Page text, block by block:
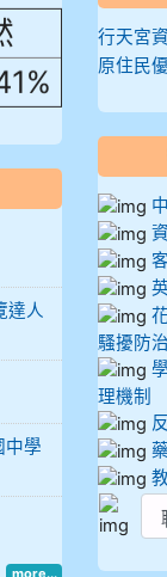
達人
中學
more...
行天宮
原住民
騷擾防
理機制